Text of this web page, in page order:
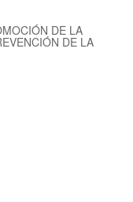
DE LA
DE LA